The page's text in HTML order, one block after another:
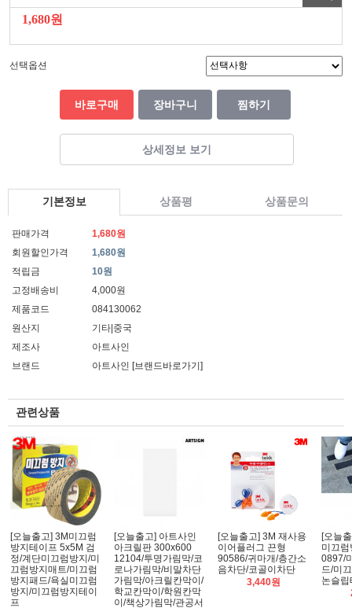
1,680원
선택옵션
바로구매 장바구니 찜하기
상세정보 보기
기본정보 상품평 상품문의
판매가격
1,680원
회원할인가격
1,680원
적립금
10원
고정배송비
4,000원
제품코드
084130062
원산지
기타|중국
제조사
아트사인
브랜드
아트사인 [브랜드바로가기]
관련상품
[오늘출고] 3M미끄럼
방지테이프 5x5M 검
정/계단미끄럼방지/미
끄럼방지매트/미끄럼
방지패드/욕실미끄럼
방지/미끄럼방지테이
프
[오늘출고] 아트사인
아크릴판 300x600
12104/투명가림막/코
로나가림막/비말차단
가림막/아크릴칸막이/
학교칸막이/학원칸막
이/책상가림막/관공서
[오늘출고] 3M 재사용
이어플러그 끈형
90586/귀마개/층간소
음차단/코골이차단
3,440원
[오늘
미끄
0897/
드/미
논슬